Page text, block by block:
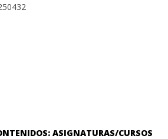
ASIGNATURAS/CURSOS